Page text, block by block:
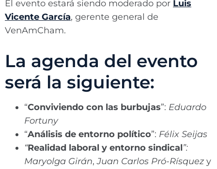
El evento estará siendo moderado por Luis
Vicente García, gerente general de
VenAmCham.
La agenda del evento
será la siguiente:
“Conviviendo con las burbujas”: Eduardo
Fortuny
“Análisis de entorno político”: Félix Seijas
“Realidad laboral y entorno sindical”:
Maryolga Girán,Juan Carlos Pró-Rísquez y